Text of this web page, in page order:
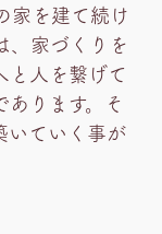
家を建て続け
、家づくりを
と人を繋げて
ります。そ
いていく事が